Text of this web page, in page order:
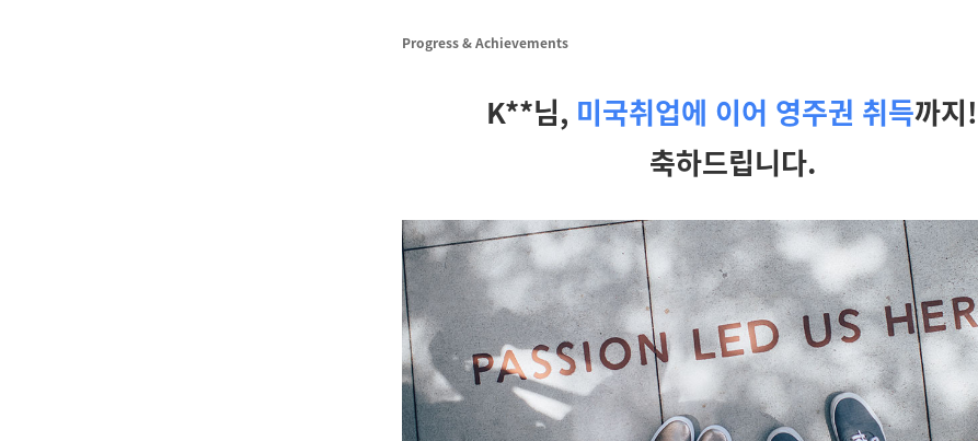
Progress & Achievements
K**님, 미국취업에 이어 영주권 취득까지!
축하드립니다.